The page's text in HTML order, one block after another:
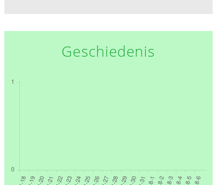
Geschiedenis